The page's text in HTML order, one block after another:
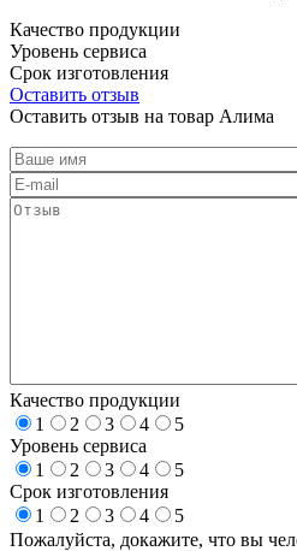
Качество продукции
Уровень сервиса
Срок изготовления
Оставить отзыв
Оставить отзыв на товар Алима
Качество продукции
1
2 3 4
5
Уровень сервиса
1
2 3 4
5
Срок изготовления
1
2 3 4
5
Пожалуйста, докажите, что вы